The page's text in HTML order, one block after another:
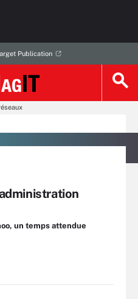
Publication
un temps attendue